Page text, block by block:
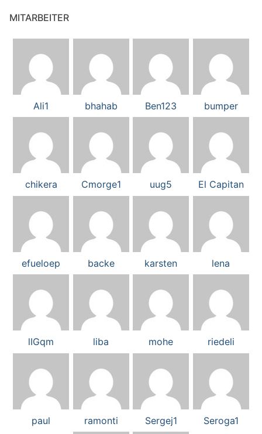
MITARBEITER
Ali1 bhahab Ben123 bumper
chikera Cmorge1 uug5 El Capitan
efueloep backe karsten lena
lIGqm liba mohe riedeli
paul ramonti Sergej1 Seroga1